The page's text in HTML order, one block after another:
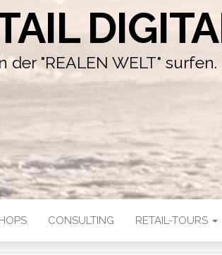
der "REALEN WELT"
CONSULTING RETAIL-TOURS